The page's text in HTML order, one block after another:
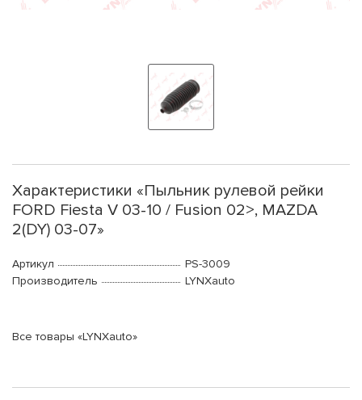
Характеристики «Пыльник рулевой рейки
FORD Fiesta V 03-10 / Fusion 02>, MAZDA
2(DY) 03-07»
Артикул
PS-3009
Производитель
LYNXauto
Все товары «LYNXauto»